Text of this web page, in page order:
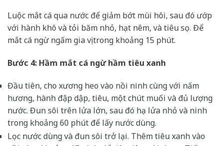
Luộc mắt cá qua nước để giảm bớt mùi hôi, sau đó ướp
với hành khô và tỏi băm nhỏ, hạt nêm, và tiêu sọ. Để
mắt cá ngừ ngấm gia vị trong khoảng 15 phút.
Bước 4: Hầm mắt cá ngừ hầm tiêu xanh
Đầu tiên, cho xương heo vào nồi ninh cùng với nấm
hương, hành đập dập, tiêu, một chút muối và đủ lượng
nước. Đun sôi trên lửa lớn, sau đó hạ lửa nhỏ và ninh
trong khoảng 60 phút để lấy nước dùng.
Lọc nước dùng và đun sôi trở lại. Thêm tiêu xanh vào